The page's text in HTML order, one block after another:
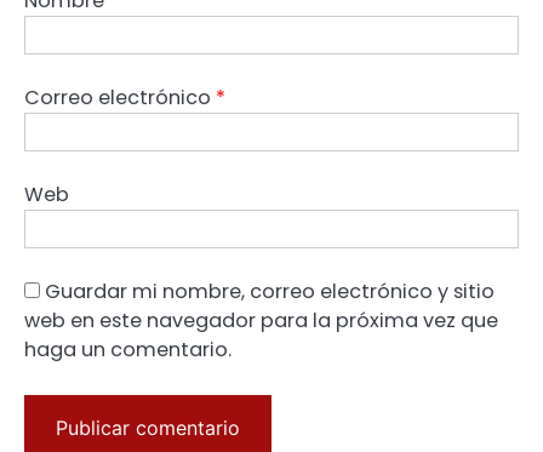
Correo electrónico *
Web
Guardar mi nombre, correo electrónico y sitio
web en este navegador para la próxima vez que
haga un comentario.